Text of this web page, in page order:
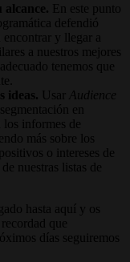
alcance. En este punto
defendió
encontrar y llegar a
a nuestros mejores
tenemos que
ideas. Usar
Audience
en
los informes de
más sobre los
o intereses de
nuestras listas de
hasta aquí y os
que
días seguiremos